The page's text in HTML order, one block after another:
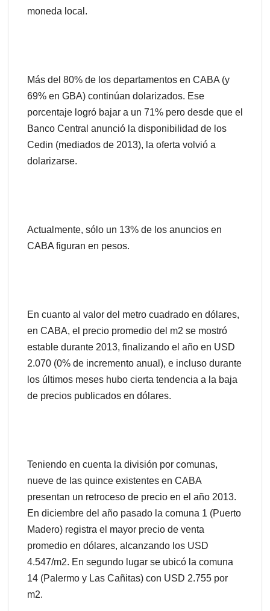
moneda local.
Más del 80% de los departamentos en CABA (y
69% en GBA) continúan dolarizados. Ese
porcentaje logró bajar a un 71% pero desde que el
Banco Central anunció la disponibilidad de los
Cedin (mediados de 2013), la oferta volvió a
dolarizarse.
Actualmente, sólo un 13% de los anuncios en
CABA figuran en pesos.
En cuanto al valor del metro cuadrado en dólares,
en CABA, el precio promedio del m2 se mostró
estable durante 2013, finalizando el año en USD
2.070 (0% de incremento anual), e incluso durante
los últimos meses hubo cierta tendencia a la baja
de precios publicados en dólares.
Teniendo en cuenta la división por comunas,
nueve de las quince existentes en CABA
presentan un retroceso de precio en el año 2013.
En diciembre del año pasado la comuna 1 (Puerto
Madero) registra el mayor precio de venta
promedio en dólares, alcanzando los USD
4.547/m2. En segundo lugar se ubicó la comuna
14 (Palermo y Las Cañitas) con USD 2.755 por
m2.